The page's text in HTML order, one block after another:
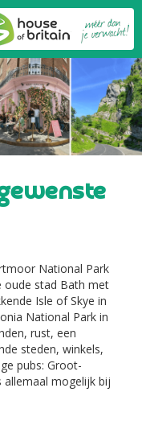
National Park
oude stad Bath met
Isle of Skye in
National Park in
rust, een
steden, winkels,
pubs: Groot-
mogelijk bij